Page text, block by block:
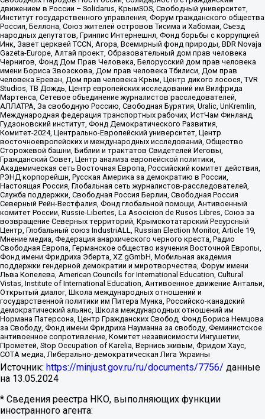
движением в России – Solidarus, КрымSOS, Свободный университет,
Институт государственного управления, Форум гражданского общества
Россия, Беллона, Союз жителей островов Тисима и Хабомаи, Съезд
народных депутатов, Гринпис Интернешнл, Фонд борьбы с коррупцией
Инк, Завет церквей TCCN, Агора, Всемирный фонд природы, BDR Novaja
Gazeta-Europe, Алтай проект, Образовательный дом прав человека
Чернигов, Фонд Дом Прав Человека, Белорусский дом прав человека
имени Бориса Звозскова, Дом прав человека Тбилиси, Дом прав
человека Ереван, Дом прав человека Крым, Центр дикого лосося, TVR
Studios, ТВ Дождь, Центр европейских исследований им Вилфрида
Мартенса, Сетевое объединение журналистов расследователей,
АЛЛАТРА, За свободную Россию, Свободная Бурятия, Uralic, UnKremlin,
Международная федерация транспортных рабочих, ИстЧам Финланд,
Гудзоновский институт, Фонд Демократического Развития,
Комитет-2024, Центрально-Европейский университет, Центр
восточноевропейских и международных исследований, Общество
Сторожевой башни, Библии и трактатов Свидетелей Иеговы,
Гражданский Совет, Центр анализа европейской политики,
Академическая сеть Восточная Европа, Российский комитет действия,
РЭНД корпорейшн, Русская Америка за демократию в России,
Настоящая Россия, Глобальная сеть журналистов-расследователей,
Служба поддержки, Свободная Россия Берлин, Свободная Россия
Северный Рейн-Вестфалия, Фонд глобальной помощи, Антивоенный
комитет России, Russie-Libertes, La Asocicion de Rusos Libres, Союз за
возвращение Северных территорий, Крымскотатарский Ресурсный
Центр, Глобальный союз IndustriALL, Russian Election Monitor, Article 19,
Мнение медиа, Федерация анархического черного креста, Радио
Свободная Европа, Германское общество изучения Восточной Европы,
Фонд имени Фридриха Эберта, XZ gGmbH, Мобильная академия
поддержки гендерной демократии и миротворчества, Форум имени
Льва Копелева, American Councils for International Education, Cultural
Vistas, Institute of International Education, Антивоенное движение Антальи,
Открытый диалог, Школа международных отношений и
государственной политики им Питера Мунка, Российско-канадский
демократический альянс, Школа международных отношений им
Нормана Патерсона, Центр Гражданских Свобод, Фонд Бориса Немцова
за Свободу, Фонд имени Фридриха Науманна за свободу, Феминистское
антивоенное сопротивление, Комитет независимости Ингушетии,
Прометей, Stop Occupation of Karelia, Вернись живым, Фридом Хаус,
СОТА медиа, Либерально-демократическая Лига Украины
Источник: https://minjust.gov.ru/ru/documents/7756/ данные
на 13.05.2024
* Сведения реестра НКО, выполняющих функции
иностранного агента: